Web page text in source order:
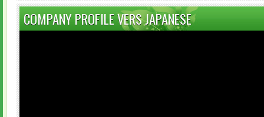
COMPANY PROFILE VERS JAPANESE